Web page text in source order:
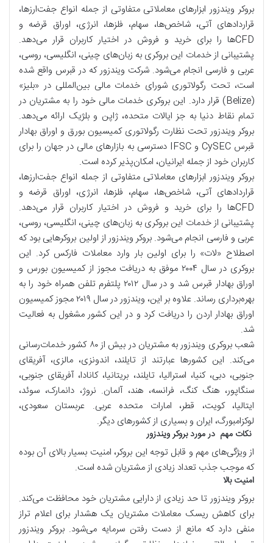
بروکر ویندزور ابزارهای معاملاتی متفاوتی از جمله انواع جفت‌ارزها،
قراردادهای آتی، شاخص‌ها، سهام، فلزها، انرژی، اوراق قرضه و
CFDها را برای خرید و فروش در اختیار کاربران قرار می‌دهد.
پشتیبانی از خدمات این بروکری به زبان‌های چینی، انگلیسی، روسی،
عربی و فارسی انجام می‌شود. شرکت ویندزور که در قبرس واقع شده
است، تحت رگولاتوری شورای خدمات مالی بین‌المللی در «بلیز»
(Belize) قرار دارد. این بروکری خدمات مالی خود را به مشتریان در
تمام نقاط دنیا به جز ایالات متحده، ژاپن و بلژیک ارائه می‌دهد.
بروکر ویندزور تحت نظارت رگولاتوری کمیسیون بورق و اوراق بهادار
قبرس CySEC و IFSC دسترسی به بازارهای مالی در جهان را برای
کاربران خود از جمله ایرانیان، امکان‌پذیر کرده است.
بروکر ویندزور ابزارهای معاملاتی متفاوتی از جمله انواع جفت‌ارزها،
قراردادهای آتی، شاخص‌ها، سهام، فلزها، انرژی، اوراق قرضه و
CFDها را برای خرید و فروش در اختیار کاربران قرار می‌دهد.
پشتیبانی از خدمات این بروکری به زبان‌های چینی، انگلیسی، روسی،
عربی و فارسی انجام می‌شود. بروکر ویندزور از اولین بروکرهایی بود که
اصطلاح «لات» را برای اولین بار وارد معاملات فارکس کرد. این
بروکری در سال ۲۰۰۴ موفق به دریافت مجوز از کمیسیون بورس و
اوراق بهادار قبرس شد و در سال ۲۰۱۲ پلتفرم تلفن همراه خود را به
بهره‌برداری رساند. علاوه بر این، ویندزور در سال ۲۰۱۹ مجوز کمیسیون
اوراق بهادار اردن را دریافت کرد و در این کشور مشغول به فعالیت
شد.
شعب بروکری ویندزور به مشتریان در بیش از ۸۰ کشور خدمات‌رسانی
می‌کند. این کشورها عبارتند از تایلند، اندونزی، مالزی، آفریقای
جنوبی، دبی، کنیا، استرالیا، تایلند، بریتانیا، کانادا، آفریقای جنوبی،
سنگاپور، هنگ کنگ، فرانسه، هند، آلمان. نروژ، دانمارک، سوئد،
ایتالیا، کویت، قطر، امارات متحده عربی. عربستان سعودی،
لوکزامبورگ، ایران و بسیاری از کشورهای دیگر.
نکات مهم در مورد بروکر ویندزور
از ویژگی‌های مهم و قابل توجه این بروکر، امنیت بسیار بالای آن بوده
که موجب جذب تعداد زیادی از مشتریان شده است.
امنیت بالا
بروکر ویندزور تا حد زیادی از دارایی مشتریان خود محافظت می‌کند.
برای کاهش ریسک معاملات مشتریان یک هشدار برای اعلام تراز
منفی دارد که مانع از دست رفتن سرمایه می‌شود. بروکر ویندزور